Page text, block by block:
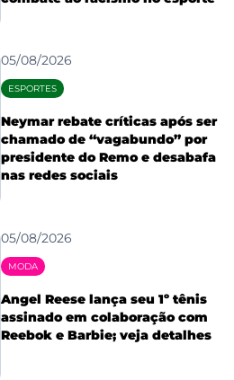
05/08/2026
ESPORTES
Neymar rebate críticas após ser
chamado de “vagabundo” por
presidente do Remo e desabafa
nas redes sociais
05/08/2026
MODA
Angel Reese lança seu 1º tênis
assinado em colaboração com
Reebok e Barbie; veja detalhes